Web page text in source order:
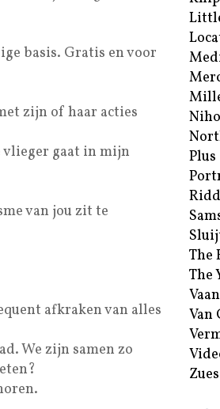
basis. Gratis en voor
zijn of haar acties
vlieger gaat in mijn
van jou zit te
afkraken van alles
We zijn samen zo
Plus
The
The
Van